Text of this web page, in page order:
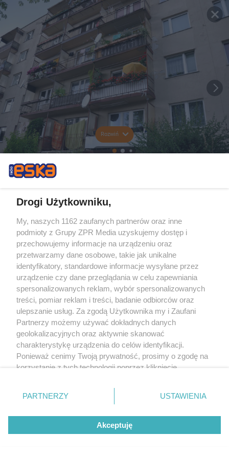
Rozwiń
Drogi Użytkowniku,
My, naszych 1162 zaufanych partnerów oraz inne
podmioty z Grupy ZPR Media uzyskujemy dostęp i
przechowujemy informacje na urządzeniu oraz
przetwarzamy dane osobowe, takie jak unikalne
identyfikatory, standardowe informacje wysyłane przez
urządzenie czy dane przeglądania w celu zapewniania
spersonalizowanych reklam, wybór spersonalizowanych
treści, pomiar reklam i treści, badanie odbiorców oraz
ulepszanie usług. Za zgodą Użytkownika my i Zaufani
Partnerzy możemy używać dokładnych danych
geolokalizacyjnych oraz aktywnie skanować
charakterystykę urządzenia do celów identyfikacji.
Ponieważ cenimy Twoją prywatność, prosimy o zgodę na
korzystanie z tych technologii poprzez kliknięcie
zmienić/wycofać klikając przycisk ustawień prywatności
znajdujący się w lewym dolnym rogu strony
rodzaje przetwarzania danych nie wymagają zgody
użytkownika, ale masz prawo sprzeciwić się takiemu
przetwarzaniu. Preferencje będą miały zastosowanie tylko
PARTNERZY USTAWIENIA
Akceptuję